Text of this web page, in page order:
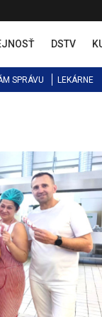
DSTV
SPRÁVU LEKÁRNE